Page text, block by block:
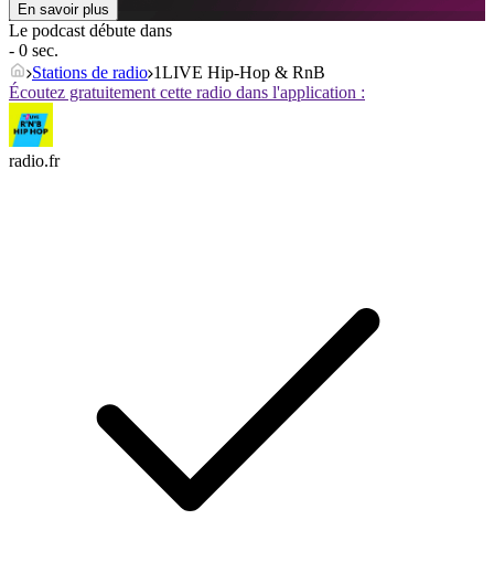
En savoir plus
Le podcast débute dans
- 0 sec.
Stations de radio 1LIVE Hip-Hop & RnB
Écoutez gratuitement cette radio dans l'application :
radio.fr